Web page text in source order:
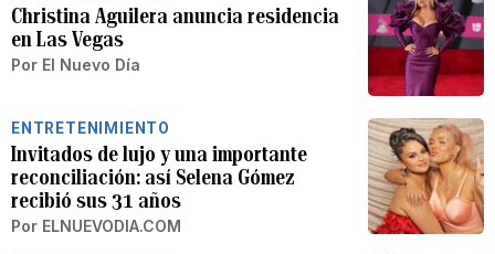
Christina Aguilera anuncia residencia
en Las Vegas
Por El Nuevo Día
ENTRETENIMIENTO
Invitados de lujo y una importante
reconciliación: así Selena Gómez
recibió sus 31 años
Por ELNUEVODIA.COM